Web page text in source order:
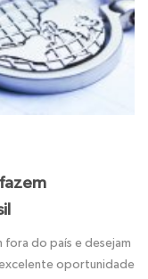
fora do país e desejam
oportunidade